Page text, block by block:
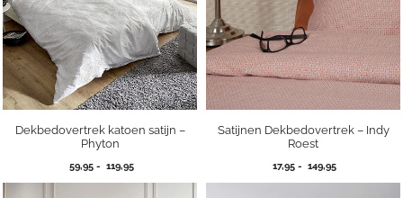
Dekbedovertrek katoen satijn –
Phyton
59,95 - 119,95Prijsklasse:
Satijnen Dekbedovertrek – Indy
Roest
17,95 - 149,95Prijsklasse: